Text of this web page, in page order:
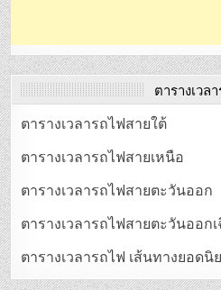
ตารางเวล
ตารางเวลารถไฟสายใต้
ตารางเวลารถไฟสายเหนือ
ตารางเวลารถไฟสายตะวันออก
ตารางเวลารถไฟสายตะวันออก
ตารางเวลารถไฟ เส้นทางยอดนิ